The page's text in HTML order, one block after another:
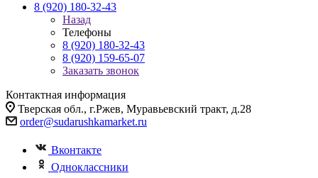
8 (920) 180-32-43
Назад
Телефоны
8 (920) 180-32-43
8 (920) 159-65-07
Заказать звонок
Контактная информация
Тверская обл., г.Ржев, Муравьевский тракт, д.28
order@sudarushkamarket.ru
Вконтакте
Одноклассники